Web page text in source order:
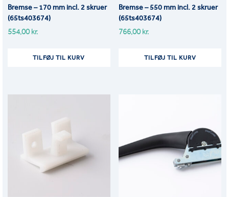
Bremse – 170 mm incl. 2 skruer
(65ts403674)
554,00kr.
TILFØJ TIL KURV
Bremse – 550 mm incl. 2 skruer
(65ts403674)
766,00kr.
TILFØJ TIL KURV